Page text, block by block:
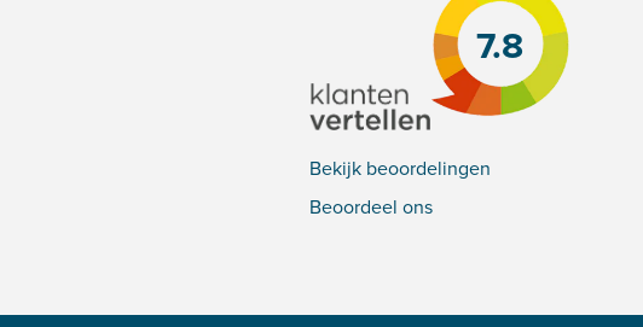
7.8
Bekijk beoordelingen
Beoordeel ons